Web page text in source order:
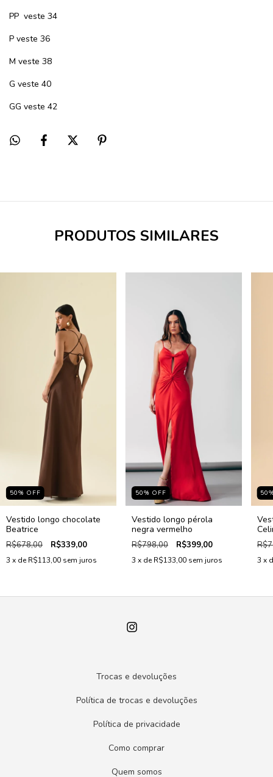
PP veste 34
P veste 36
M veste 38
G veste 40
GG veste 42
PRODUTOS SIMILARES
50% OFF
Vestido longo chocolate
Beatrice
R$678,00 R$339,00
3 x deR$113,00 sem juros
50% OFF
Vestido longo pérola
negra vermelho
R$798,00 R$399,00
3 x deR$133,00 sem juros
50
3 x
Trocas e devoluções
Política de trocas e devoluções
Política de privacidade
Como comprar
Quem somos